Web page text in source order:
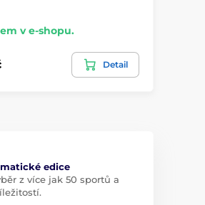
v e-shopu.
Detail
edice
z více jak 50 sportů a